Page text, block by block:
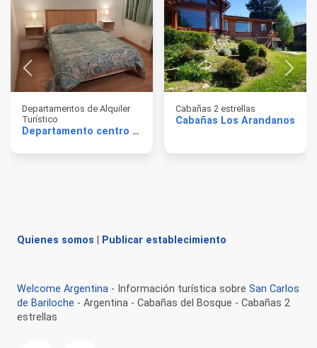
Departamentos de Alquiler
Turístico
Departamento centro Moreno
Cabañas 2 estrellas
Cabañas Los Arandanos
Quienes somos Publicar establecimiento
Welcome Argentina - Información turística sobre San Carlos
de Bariloche - Argentina - Cabañas del Bosque - Cabañas 2
estrellas